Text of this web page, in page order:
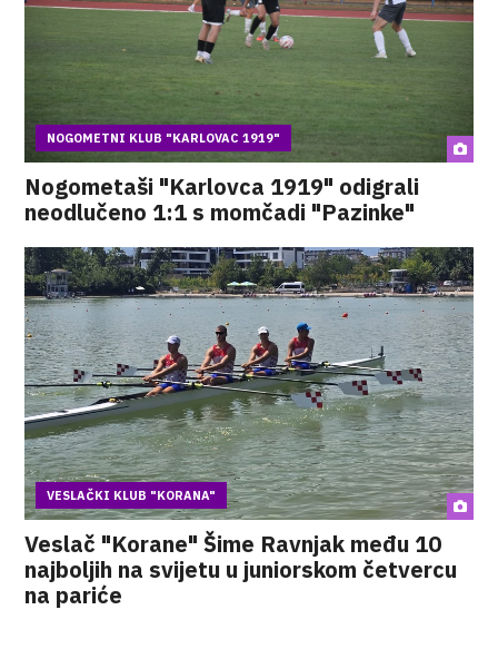
NOGOMETNI KLUB "KARLOVAC 1919"
Nogometaši "Karlovca 1919" odigrali
neodlučeno 1:1 s momčadi "Pazinke"
VESLAČKI KLUB "KORANA"
Veslač "Korane" Šime Ravnjak među 10
najboljih na svijetu u juniorskom četvercu
na pariće